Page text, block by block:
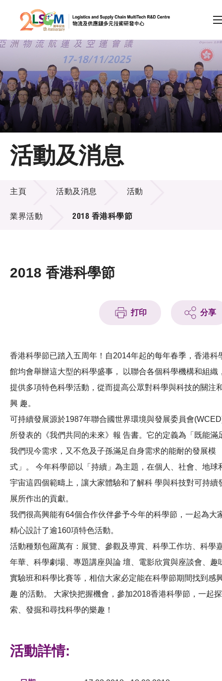
跳到內容（按回車鍵）
會員登入
A A EN 繁 简
主頁
關於LSCM
技術商品化
項目及資助計劃
活動及消息
科技分享
會籍
活動及消息
活動及消息
主頁 活動及消息 活動
業界活動 2018 香港科學節
2018 香港科學節
打印 分享
香港科學節已踏入五周年！自2014年起的每年春季，香港科
館均會舉辦這大型的科學盛事， 以聯合各個科學機構和組織
提供多項特色科學活動，從而提高公眾對科學與科技的關注
興 趣。
可持續發展源於1987年聯合國世界環境與發展委員會
所發表的《我們共同的未來》報 告書。它的定義為「既能滿
我們現今需求，又不危及子孫滿足自身需求的能耐的發展模
式」。 今年科學節以「持續」為主題，在個人、社會、地球
宇宙這四個範疇上，讓大家體驗和了解科 學與科技對可持續
展所作出的貢獻。
我們很高興能有64個合作伙伴參予今年的科學節，一起為大
精心設計了逾160項特色活動。
活動種類包羅萬有：展覽、參觀及導賞、科學工作坊、科學
年華、科學劇場、專題講座與論 壇、電影欣賞與座談會、趣
實驗班和科學比賽等，相信大家必定能在科學節期間找到感
趣 的活動。 大家快把握機會，參加2018香港科學節，一起探
索、發掘和尋找科學的樂趣！
活動詳情: